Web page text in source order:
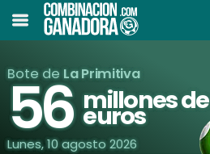
Bote de La Primitiva
56 millones de
euros
Lunes, 10 agosto 2026